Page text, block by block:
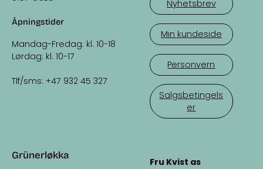
Åpningstider
Mandag-Fredag: kl. 10-18
Lørdag: kl. 10-17
Tlf/sms: +47 932 45 327
Grünerløkka
Nyhetsbrev
Min kundeside
Personvern
Salgsbetingels
er
Fru Kvist as